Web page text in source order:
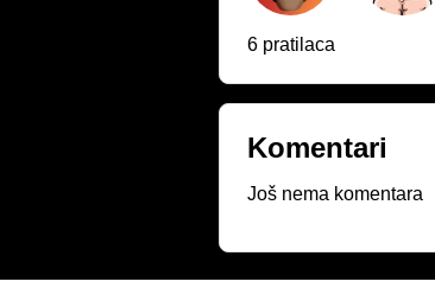
6 pratilaca
Komentari
Još nema komentara